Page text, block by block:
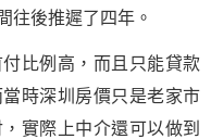
往後推遲了四年。
比例高，而且只能貸款
時深圳房價只是老家市
實際上中介還可以做到